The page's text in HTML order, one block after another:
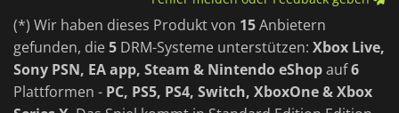
(*) Wir haben dieses Produkt von 15Anbietern
gefunden, die5 DRM-Systeme unterstützen: Xbox Live,
Sony PSN, EA app, Steam & Nintendo eShopauf6
Plattformen - PC, PS5, PS4, Switch, XboxOne & Xbox